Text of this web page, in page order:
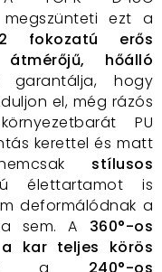
ezt a
fokozatú erős
hőálló
garantálja, hogy
el, még rázós
PU
kerettel és matt
stílusos
élettartamot is
deformálódnak a
sem. A 360°-os
kar teljes körös